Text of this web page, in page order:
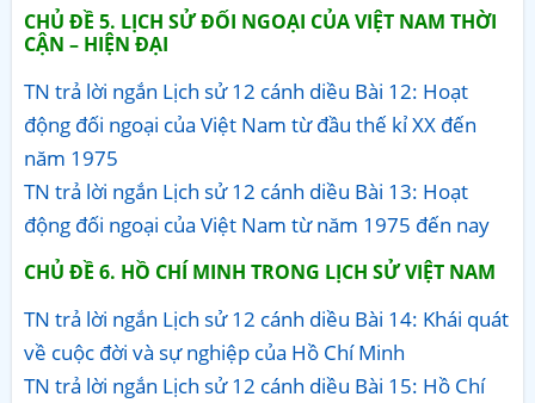
CHỦ ĐỀ 5. LỊCH SỬ ĐỐI NGOẠI CỦA VIỆT NAM THỜI
CẬN – HIỆN ĐẠI
TN trả lời ngắn Lịch sử 12 cánh diều Bài 12: Hoạt
động đối ngoại của Việt Nam từ đầu thế kỉ XX đến
năm 1975
TN trả lời ngắn Lịch sử 12 cánh diều Bài 13: Hoạt
động đối ngoại của Việt Nam từ năm 1975 đến nay
CHỦ ĐỀ 6. HỒ CHÍ MINH TRONG LỊCH SỬ VIỆT NAM
TN trả lời ngắn Lịch sử 12 cánh diều Bài 14: Khái quát
về cuộc đời và sự nghiệp của Hồ Chí Minh
TN trả lời ngắn Lịch sử 12 cánh diều Bài 15: Hồ Chí